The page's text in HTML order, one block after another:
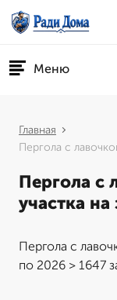
Меню
Главная
Пергола с
Пергола с
участка на
Пергола с
по 2026 > 1647